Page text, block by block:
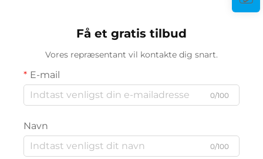
Få et gratis tilbud
Vores repræsentant vil kontakte dig snart.
E-mail
0/100
Navn
0/100